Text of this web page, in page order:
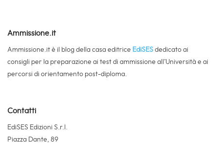
Ammissione.it
Ammissione.it è il blog della casa editrice EdiSES dedicato ai
consigli per la preparazione ai test di ammissione all’Università e ai
percorsi di orientamento post-diploma.
Contatti
EdiSES Edizioni S.r.l.
Piazza Dante, 89